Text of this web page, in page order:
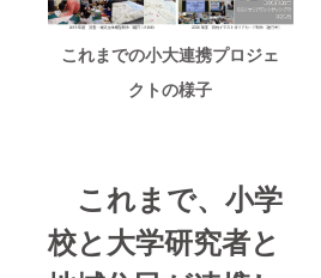
これまでの小大連携プロジェ
クトの様子
これまで、小学
校と大学研究者と